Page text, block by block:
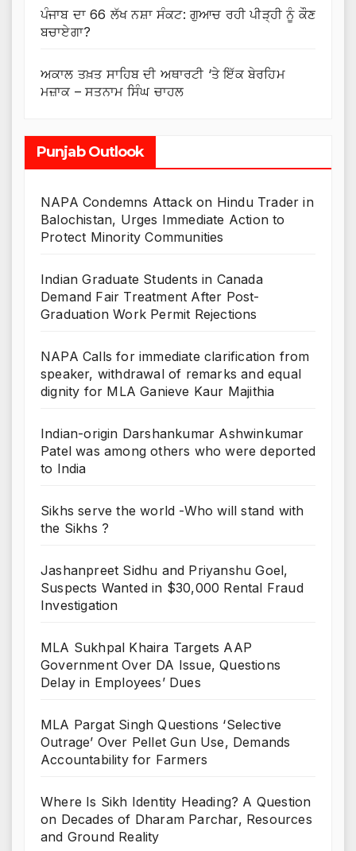
ਪੰਜਾਬ ਦਾ 66 ਲੱਖ ਨਸ਼ਾ ਸੰਕਟ: ਗੁਆਚ ਰਹੀ ਪੀੜ੍ਹੀ ਨੂੰ ਕੌਣ
ਬਚਾਏਗਾ?
ਅਕਾਲ ਤਖ਼ਤ ਸਾਹਿਬ ਦੀ ਅਥਾਰਟੀ ‘ਤੇ ਇੱਕ ਬੇਰਹਿਮ
ਮਜ਼ਾਕ – ਸਤਨਾਮ ਸਿੰਘ ਚਾਹਲ
Punjab Outlook
NAPA Condemns Attack on Hindu Trader in
Balochistan, Urges Immediate Action to
Protect Minority Communities
Indian Graduate Students in Canada
Demand Fair Treatment After Post-
Graduation Work Permit Rejections
NAPA Calls for immediate clarification from
speaker, withdrawal of remarks and equal
dignity for MLA Ganieve Kaur Majithia
Indian-origin Darshankumar Ashwinkumar
Patel was among others who were deported
to India
Sikhs serve the world -Who will stand with
the Sikhs ?
Jashanpreet Sidhu and Priyanshu Goel,
Suspects Wanted in $30,000 Rental Fraud
Investigation
MLA Sukhpal Khaira Targets AAP
Government Over DA Issue, Questions
Delay in Employees’ Dues
MLA Pargat Singh Questions ‘Selective
Outrage’ Over Pellet Gun Use, Demands
Accountability for Farmers
Where Is Sikh Identity Heading? A Question
on Decades of Dharam Parchar, Resources
and Ground Reality